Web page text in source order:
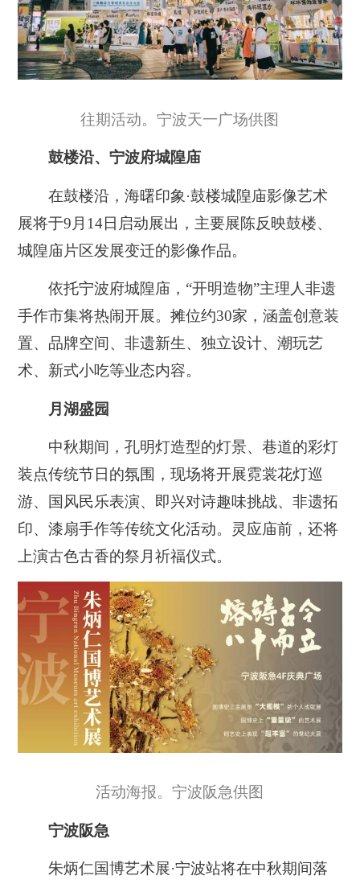
往期活动。宁波天一广场供图
鼓楼沿、宁波府城隍庙
在鼓楼沿，海曙印象·鼓楼城隍庙影像艺术
展将于9月14日启动展出，主要展陈反映鼓楼、
城隍庙片区发展变迁的影像作品。
依托宁波府城隍庙，“开明造物”主理人非遗
手作市集将热闹开展。摊位约30家，涵盖创意装
置、品牌空间、非遗新生、独立设计、潮玩艺
术、新式小吃等业态内容。
月湖盛园
中秋期间，孔明灯造型的灯景、巷道的彩灯
装点传统节日的氛围，现场将开展霓裳花灯巡
游、国风民乐表演、即兴对诗趣味挑战、非遗拓
印、漆扇手作等传统文化活动。灵应庙前，还将
上演古色古香的祭月祈福仪式。
活动海报。宁波阪急供图
宁波阪急
朱炳仁国博艺术展·宁波站将在中秋期间落